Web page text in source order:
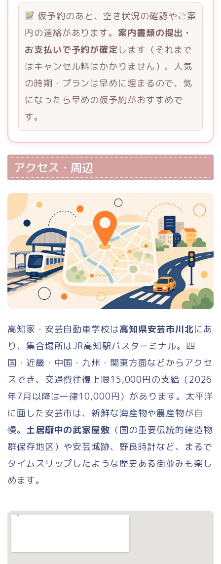
仮予約のあと、空き状況の確認やご案
内の連絡があります。 案内書類の提出・
お支払いで予約が確定します（それまで
はキャンセル料はかかりません）。人気
の時期・プランは早めに埋まるので、気
になったら早めの仮予約がおすすめで
す。
アクセス・周辺
高知家・安芸自動車学校は高知県安芸市川北にあ
り、集合場所はJR高知駅バスターミナル。四
国・近畿・中国・九州・関東方面などからアクセ
スでき、交通費往復上限15,000円の支給（2026
年7月以降は一律10,000円）があります。太平洋
に面した安芸市は、新鮮な海産物や農産物が自
慢。 土居廓中の武家屋敷 （国の重要伝統的建造物
群保存地区）や安芸城跡、野良時計など、まるで
タイムスリップしたような歴史ある街並みも楽し
めます。